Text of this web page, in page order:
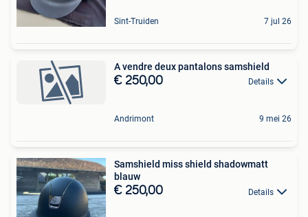
Sint-Truiden 7 jul 26
A vendre deux pantalons samshield
€ 250,00 Details
Andrimont 9 mei 26
Samshield miss shield shadowmatt
blauw
€ 250,00 Details